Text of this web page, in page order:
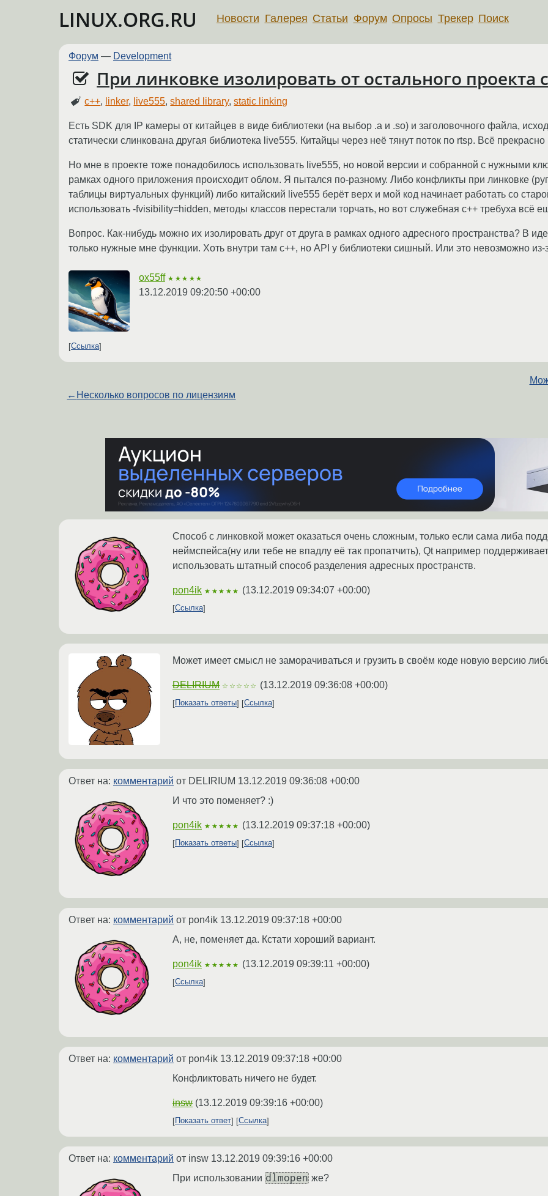
LINUX.ORG.RU Новости Галерея Статьи Форум Опросы Трекер Поиск
Форум — Development
При линковке изолировать от остального
c++, linker, live555,shared library,static linking
Есть SDK для IP камеры от китайцев в виде библиотеки (на выбор .a и .so) и заголовочного файла,
статически слинкована другая библиотека live555. Китайцы через неё тянут поток по rtsp. Всё прекрасно
Но мне в проекте тоже понадобилось использовать live555, но новой версии и собранной с нужными
рамках одного приложения происходит облом. Я пытался по-разному. Либо конфликты при линковке
таблицы виртуальных функций) либо китайский live555 берёт верх и мой код начинает работать со
использовать -fvisibility=hidden, методы классов перестали торчать, но вот служебная c++ требуха всё
Вопрос. Как-нибудь можно их изолировать друг от друга в рамках одного адресного пространства? В
только нужные мне функции. Хоть внутри там c++, но API у библиотеки сишный. Или это невозможно
ox55ff ★★★★★
13.12.2019 09:20:50 +00:00
Ссылка
← Несколько вопросов по лицензиям
Способ с линковкой может оказаться очень сложным, только если сама либа
неймспейса(ну или тебе не впадлу её так пропатчить), Qt например
использовать штатный способ разделения адресных пространств.
pon4ik ★★★★★ (13.12.2019 09:34:07 +00:00)
Ссылка
Может имеет смысл не заморачиваться и грузить в своём коде новую версию
DELIRIUM ☆☆☆☆☆ (13.12.2019 09:36:08 +00:00)
Показать ответы Ссылка
Ответ на: комментарий от DELIRIUM 13.12.2019 09:36:08 +00:00
И что это поменяет? :)
pon4ik ★★★★★ (13.12.2019 09:37:18 +00:00)
Показать ответы Ссылка
Ответ на: комментарий от pon4ik 13.12.2019 09:37:18 +00:00
А, не, поменяет да. Кстати хороший вариант.
pon4ik ★★★★★ (13.12.2019 09:39:11 +00:00)
Ссылка
Ответ на: комментарий от pon4ik 13.12.2019 09:37:18 +00:00
Конфликтовать ничего не будет.
insw (13.12.2019 09:39:16 +00:00)
Показать ответ Ссылка
Ответ на: комментарий от insw 13.12.2019 09:39:16 +00:00
При использовании dlmopen же?